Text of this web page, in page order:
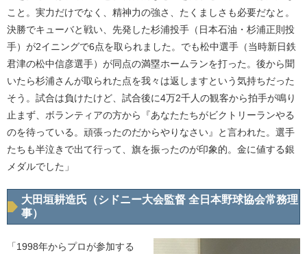
こと。実力だけでなく、精神力の強さ、たくましさも必要だなと。
決勝でキューバと戦い、先発した杉浦投手（日本石油・杉浦正則投
手）が2イニングで6点を取られました。でも松中選手（当時新日鉄
君津の松中信彦選手）が同点の満塁ホームランを打った。後から聞
いたら杉浦さんが取られた点を我々は返しますという気持ちだった
そう。試合は負けたけど、試合後に4万2千人の観客から拍手が鳴り
止まず、ボランティアの方から『あなたたちがビクトリーランやる
のを待っている。頑張ったのだからやりなさい』と言われた。選手
たちも半泣きで出て行って、旗を振ったのが印象的。金に値する銀
メダルでした」
大田垣耕造氏（シドニー大会監督 全日本野球協会常務理
事）
「1998年からプロが参加する